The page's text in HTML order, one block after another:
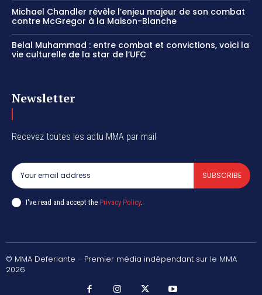
Michael Chandler révèle l’enjeu majeur de son combat
contre McGregor à la Maison-Blanche
Belal Muhammad : entre combat et convictions, voici la
vie culturelle de la star de l’UFC
Newsletter
Recevez toutes les actu MMA par mail
SUBSCRIBE
I've read and accept the Privacy Policy.
© MMA Deferlante - Premier média indépendant sur le MMA
2026